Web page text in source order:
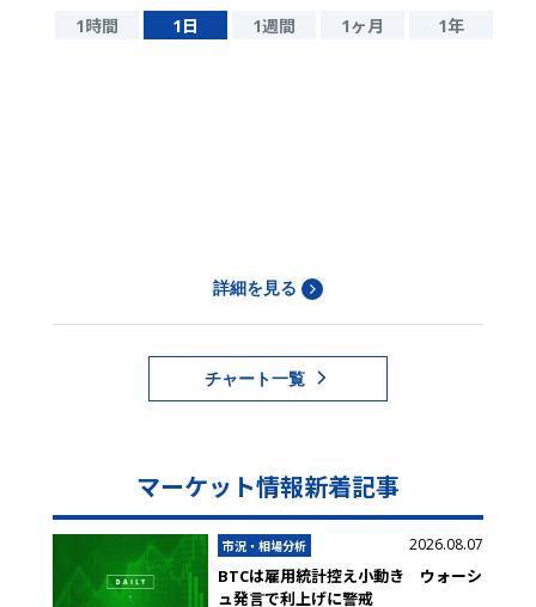
1時間 1日 1週間 1ヶ月 1年
詳細を見る
チャート一覧
マーケット情報新着記事
市況・相場分析 2026.08.07
BTCは雇用統計控え小動き ウォーシ
ュ発言で利上げに警戒